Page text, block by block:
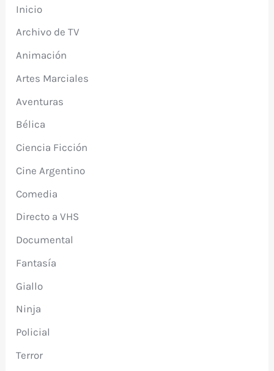
Inicio
Archivo de TV
Animación
Artes Marciales
Aventuras
Bélica
Ciencia Ficción
Cine Argentino
Comedia
Directo a VHS
Documental
Fantasía
Giallo
Ninja
Policial
Terror